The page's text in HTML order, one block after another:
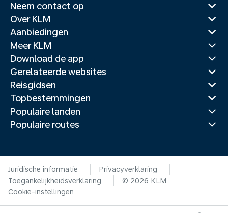
Neem contact op
Over KLM
Aanbiedingen
Meer KLM
Download de app
Gerelateerde websites
Reisgidsen
Topbestemmingen
Populaire landen
Populaire routes
Juridische informatie
Privacyverklaring
Toegankelijkheidsverklaring
© 2026 KLM
Cookie-instellingen